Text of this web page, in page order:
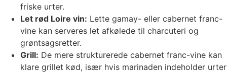
friske urter.
Let rød Loire vin: Lette gamay- eller cabernet franc-
vine kan serveres let afkølede til charcuteri og
grøntsagsretter.
Grill: De mere strukturerede cabernet franc-vine kan
klare grillet kød, især hvis marinaden indeholder urter